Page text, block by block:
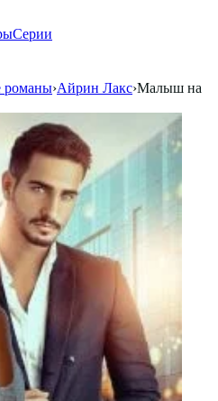
Серии
романы›Айрин Лакс›Малыш на